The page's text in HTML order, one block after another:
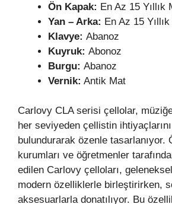
Ön Kapak: En Az 15 Yıllık
Yan – Arka: En Az 15
Klavye: Abanoz
Kuyruk: Abonoz
Burgu: Abanoz
Vernik: Antik Mat
Carlovy CLA serisi çellolar,
her seviyeden çellistin
bulundurarak özenle tasarlanıyor.
kurumları ve öğretmenler
edilen Carlovy çelloları, geleneksel
modern özelliklerle birleştirirken,
aksesuarlarla donatılıyor. Bu